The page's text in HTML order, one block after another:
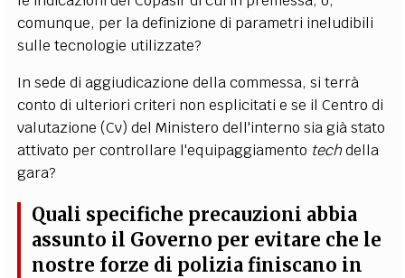
comunque, per la definizione di parametri ineludibili
sulle tecnologie utilizzate?
In sede di aggiudicazione della commessa, si terrà
conto di ulteriori criteri non esplicitati e se il Centro di
valutazione (Cv) del Ministero dell'interno sia già stato
attivato per controllare l'equipaggiamento techdella
gara?
Quali specifiche precauzioni abbia
assunto il Governo per evitare che le
nostre forze di polizia finiscano in